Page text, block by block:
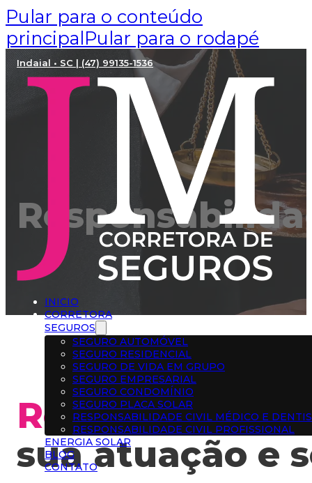
Pular para o conteúdo
principalPular para o rodapé
Indaial • SC | (47) 99135-1536
INICIO
CORRETORA
SEGUROS
SEGURO AUTOMÓVEL
SEGURO RESIDENCIAL
SEGURO DE VIDA EM GRUPO
SEGURO EMPRESARIAL
SEGURO CONDOMÍNIO
SEGURO PLACA SOLAR
RESPONSABILIDADE CIVIL MÉDICO E
RESPONSABILIDADE CIVIL PROFISSIONAL
ENERGIA SOLAR
BLOG
CONTATO
sua atuação e